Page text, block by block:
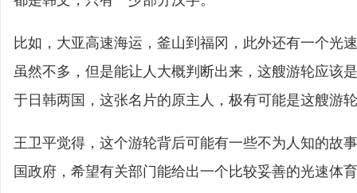
比如，大亚高速海运，釜山到福冈，此外还有一个光
虽然不多，但是能让人大概判断出来，这艘游轮应该
于日韩两国，这张名片的原主人，极有可能是这艘游
王卫平觉得，这个游轮背后可能有一些不为人知的故
国政府，希望有关部门能给出一个比较妥善的光速体